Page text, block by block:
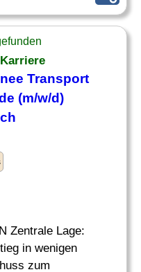
Transport
(m/w/d)
Zentrale Lage:
in wenigen
zum